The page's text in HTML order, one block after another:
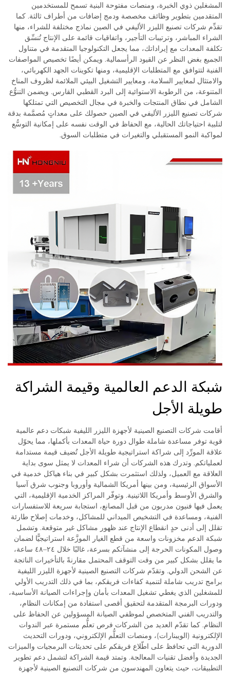
المشغلين ذوي الخبرة، ومنصات مفتوحة البنية تسمح للمستخدمين
المتقدمين بتطوير وظائف مخصصة ودمج إضافات من أطراف ثالثة. كما
تقدِّم شركات تصنيع الليزر الأليفي في الصين نماذج مختلفة للشراء، منها
الشراء المباشر، وترتيبات التأجير، واتفاقيات قائمة على الإنتاج تُنسِّق
تكلفة المعدات مع إيراداتك، مما يجعل التكنولوجيا المتقدمة في متناول
الجميع بغض النظر عن القيود الرأسمالية. ويمكن أيضًا تخصيص المواصفات
الفنية لتتوافق مع المتطلبات الإقليمية، ومنها تكوينات الجهد الكهربائي،
والامتثال لمعايير السلامة، ومعايير التشغيل البيئي الملائمة لظروف المناخ
المتنوعة، من الرطوبة الاستوائية إلى البرد القطبي القارس. ويضمن التنوُّع
الشامل في نطاق المنتجات والخبرة في مجال التخصيص التي تمتلكها
شركات تصنيع الليزر الأليفي في الصين حصولك على معداتٍ مُصمَّمة بدقة
لتلبية احتياجاتك الحالية، مع الحفاظ في الوقت نفسه على إمكانية التوسُّع
لمواكبة النمو المستقبلي والتغيرات في متطلبات السوق.
شبكة الدعم العالمية وقيمة الشراكة
طويلة الأجل
أقامت شركات التصنيع الصينية لأجهزة الليزر الليفية شبكات دعم عالمية
قوية توفر مساعدة شاملة طوال دورة حياة المعدات بأكملها، مما يحوّل
علاقة المورِّد إلى شراكة استراتيجية طويلة الأجل تُضيف قيمة مستدامة
لعملياتكم. وتدرك هذه الشركات أن شراء المعدات لا يمثل سوى بداية
العلاقة مع العميل، ولذلك استثمرت بشكل كبير في بناء هياكل خدمية في
الأسواق الرئيسية، ومن بينها أمريكا الشمالية وأوروبا وجنوب شرق آسيا
والشرق الأوسط وأمريكا اللاتينية. وتوفّر المراكز الخدمية الإقليمية، التي
يعمل فيها فنيون مدربون من قبل المصانع، استجابة سريعة للاستفسارات
الفنية، ومساعدة في التشخيص الميداني للمشاكل، وخدمات إصلاح طارئة
تقلل إلى أدنى حدٍ انقطاع الإنتاج عند ظهور مشاكل غير متوقعة. وتشمل
شبكة الدعم مخزونات واسعة من قطع الغيار الموزَّعة استراتيجيًّا لضمان
وصول المكونات الحرجة إلى منشآتكم بسرعة، غالبًا خلال ٢٤–٤٨ ساعة،
ما يقلل بشكل كبير من وقت التوقف المحتمل مقارنةً بالتأخيرات الناتجة
عن الشحن الدولي. وتقدّم شركات التصنيع الصينية لأجهزة الليزر الليفية
برامج تدريب شاملة لتنمية كفاءات فريقكم، بما في ذلك التدريب الأولي
للمشغلين الذي يغطي تشغيل المعدات بأمان وإجراءات الصيانة الأساسية،
ودورات البرمجة المتقدمة لتحقيق أقصى استفادة من إمكانات النظام،
والتدريب الفني المتخصص لموظفي الصيانة المسؤولين عن الحفاظ على
النظام. كما تقدّم العديد من الشركات فرص تعلُّم مستمرة عبر الندوات
الإلكترونية (الويبنارات)، ومنصات التعلُّم الإلكتروني، ودورات التحديث
الدورية التي تحافظ على اطّلاع فريقكم على تحديثات البرمجيات والميزات
الجديدة وأفضل تقنيات المعالجة. وتمتد قيمة الشراكة لتشمل دعم تطوير
التطبيقات، حيث يتعاون المهندسون من شركات التصنيع الصينية لأجهزة